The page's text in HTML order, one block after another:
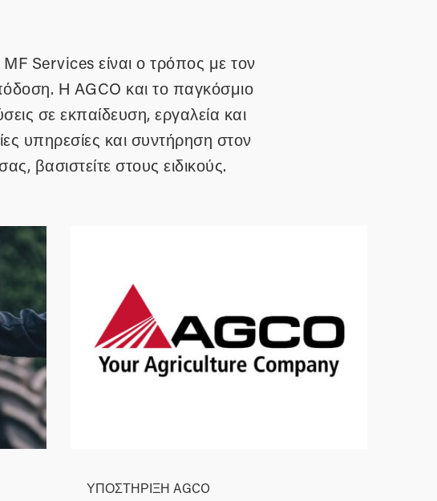
Services είναι ο τρόπος με τον
Η AGCO και το παγκόσμιο
σε εκπαίδευση, εργαλεία και
υπηρεσίες και συντήρηση στον
βασιστείτε στους ειδικούς.
ΥΠΟΣΤΗΡΙΞΗ AGCO